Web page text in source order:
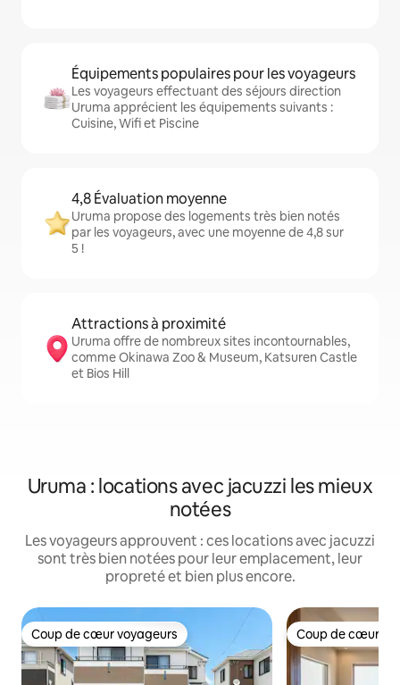
Équipements populaires pour les voyageurs
Les voyageurs effectuant des séjours direction
Uruma apprécient les équipements suivants :
Cuisine, Wifi et Piscine
4,8 Évaluation moyenne
Uruma propose des logements très bien notés
par les voyageurs, avec une moyenne de 4,8 sur
5 !
Attractions à proximité
Uruma offre de nombreux sites incontournables,
comme Okinawa Zoo & Museum, Katsuren Castle
et Bios Hill
Uruma : locations avec jacuzzi les mieux
notées
Les voyageurs approuvent : ces locations avec jacuzzi
sont très bien notées pour leur emplacement, leur
propreté et bien plus encore.
Coup de cœur voyageurs
Coup de cœur voyageurs Coup de cœur
Coup de cœur